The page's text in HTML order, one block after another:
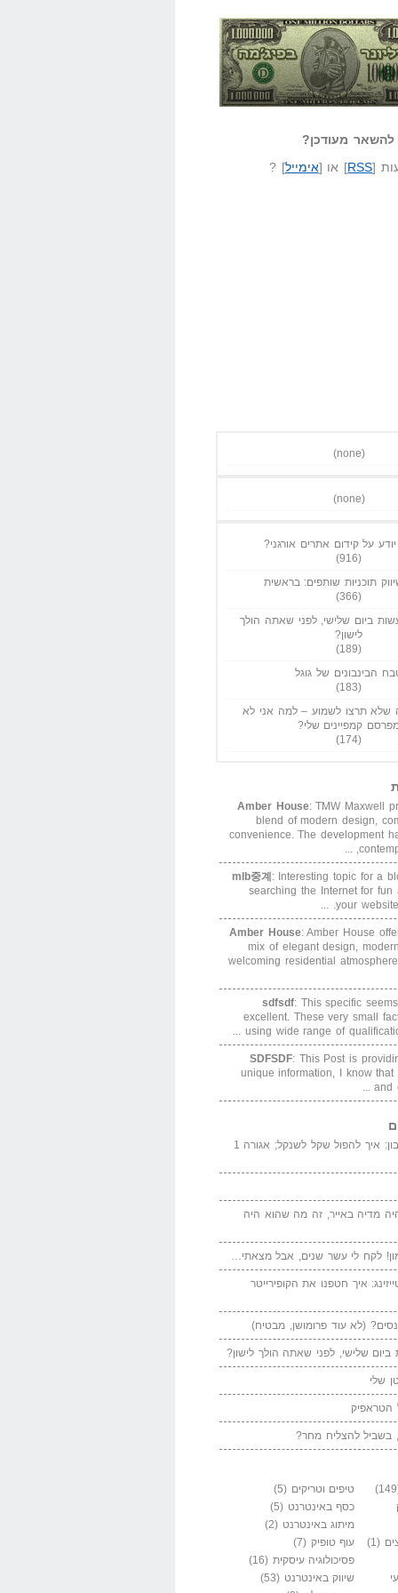
שאל שאלה בפיג'מה
מעודכן?
[
RSS] או [אימייל] ?
(none)
(none)
על קידום אתרים אורגני?
(916)
תוכניות שותפים: בראשית
(366)
ביום שלישי, לפני שאתה הולך
לישון?
(189)
הבינבונים של גוגל
(183)
תרצו לשמוע – למה אני לא
קמפיינים שלי?
(174)
Amber House: TMW Maxwell
blend of modern design,
convenience. The development
mlb중계 : Interesting topic for a
searching the Internet for fun
your
Amber House: Amber House
mix of elegant design,
welcoming residential
sdfsdf: This specific
excellent. These very small
using wide range of
SDFSDF: This Post is
unique information, I know
and
המדייה באייר הנבון: איך להפול שקל לשנקל; אגורה 1
מדיה באייר, זה מה שהוא היה
לקח לי עשר שנים, אבל מצאתי…
איך חטפנו את הקופירייטר
(לא עוד פרומושן, מבטיח)
שלישי, לפני שאתה הולך לישון?
שלי
הטראפיק
בשביל להצליח מחר?
טיפים וטריקים (5)
כסף באינטרנט (5)
מיתוג באינטרנט (2)
(1) עוף טופיק (7)
פסיכולוגיה עיסקית (16)
שיווק באינטרנט (53)